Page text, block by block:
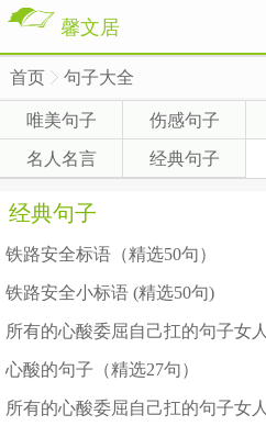
馨文居
首页 句子大全
唯美句子 伤感句子
名人名言 经典句子
经典句子
铁路安全标语（精选50句）
铁路安全小标语 (精选50句)
所有的心酸委屈自己扛的句子女人
心酸的句子（精选27句）
所有的心酸委屈自己扛的句子女人